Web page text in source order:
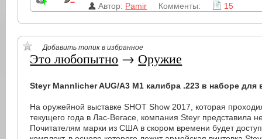
Автор: Pamir Комменты: 15
Добавить топик в избранное
Это любопытно → Оружие
Steyr Mannlicher AUG/A3 M1 калибра .223 в наборе
На оружейной выставке SHOT Show 2017, которая
текущего года в Лас-Вегасе, компания Steyr представила
Почитателям марки из США в скором времени будет